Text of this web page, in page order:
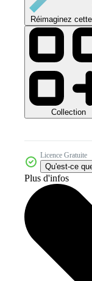
Réimaginez
Collection
Licence Gratuite
Qu'est-ce
Plus d'infos